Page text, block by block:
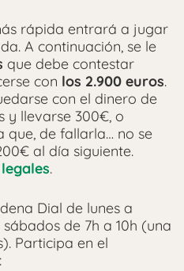
rápida entrará a jugar
A continuación, se le
que debe contestar
con los 2.900 euros.
con el dinero de
y llevarse 300€, o
que, de fallarla… no se
al día siguiente.
.
Dial de lunes a
sábados de 7h a 10h (una
Participa en el